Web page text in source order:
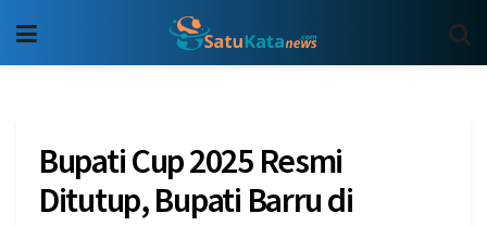
Bupati Cup 2025 Resmi
Ditutup, Bupati Barru di